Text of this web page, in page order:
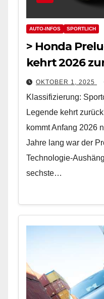
AUTO-INFOS SPORTLICH
> Honda Prelude: Sportcoupé
kehrt 2026
OKTOBER 1, 2025
Klassifizierung:
Legende kehrt
kommt Anfang 2026
Jahre lang war der
Technologie-
sechste…